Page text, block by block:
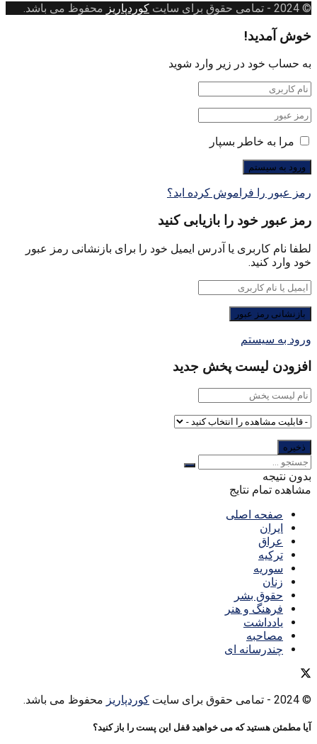
© 2024
- تمامی حقوق برای سایت کوردپاریز محفوظ می باشد.
خوش آمدید!
به حساب خود در زیر وارد شوید
مرا به خاطر بسپار
رمز عبور را فراموش کرده اید؟
رمز عبور خود را بازیابی کنید
لطفا نام کاربری یا آدرس ایمیل خود را برای بازنشانی رمز عبور
خود وارد کنید.
ورود به سیستم
افزودن لیست پخش جدید
بدون نتیجه
مشاهده تمام نتایج
صفحه اصلی
ایران
عراق
ترکیه
سوریه
زنان
حقوق بشر
فرهنگ و هنر
یادداشت
مصاحبه
چندرسانه ای
© 2024 - تمامی حقوق برای سایت کوردپاریز محفوظ می باشد.
آیا مطمئن هستید که می خواهید قفل این پست را باز کنید؟